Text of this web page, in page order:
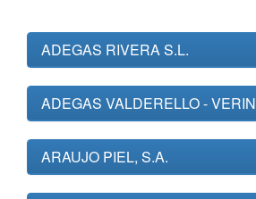
ADEGAS RIVERA S.L.
ADEGAS VALDERELLO - VERIN
ARAUJO PIEL, S.A.